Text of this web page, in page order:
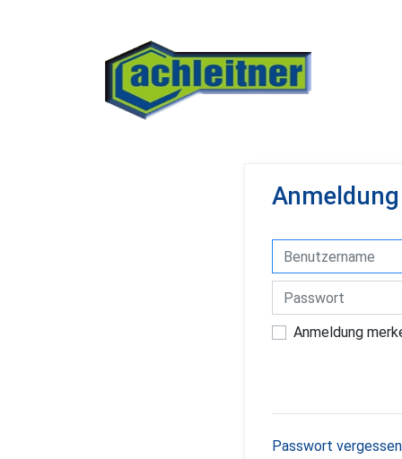
Anmeldung
UserName
Passwort
Anmeldung
Passwort